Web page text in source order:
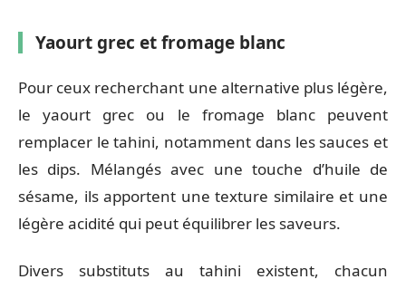
Yaourt grec et fromage blanc
Pour ceux recherchant une alternative plus légère,
le yaourt grec ou le fromage blanc peuvent
remplacer le tahini, notamment dans les sauces et
les dips. Mélangés avec une touche d’huile de
sésame, ils apportent une texture similaire et une
légère acidité qui peut équilibrer les saveurs.
Divers substituts au tahini existent, chacun